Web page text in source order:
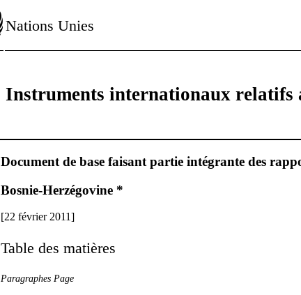
Nations Unies
Instruments internationaux relatifs
Document de base faisant partie intégrante des
Bosnie-Herzégovine *
[22 février 2011]
Table des matières
Paragraphes Page